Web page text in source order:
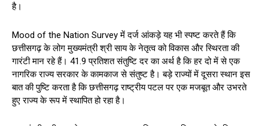
है।
Mood of the Nation Survey में दर्ज आंकड़े यह भी स्पष्ट करते हैं कि
छत्तीसगढ़ के लोग मुख्यमंत्री श्री साय के नेतृत्व को विकास और स्थिरता की
गारंटी मान रहे हैं। 41.9 प्रतिशत संतुष्टि दर का अर्थ है कि हर दो में से एक
नागरिक राज्य सरकार के कामकाज से संतुष्ट है। बड़े राज्यों में दूसरा स्थान इस
बात की पुष्टि करता है कि छत्तीसगढ़ राष्ट्रीय पटल पर एक मजबूत और उभरते
हुए राज्य के रूप में स्थापित हो रहा है।